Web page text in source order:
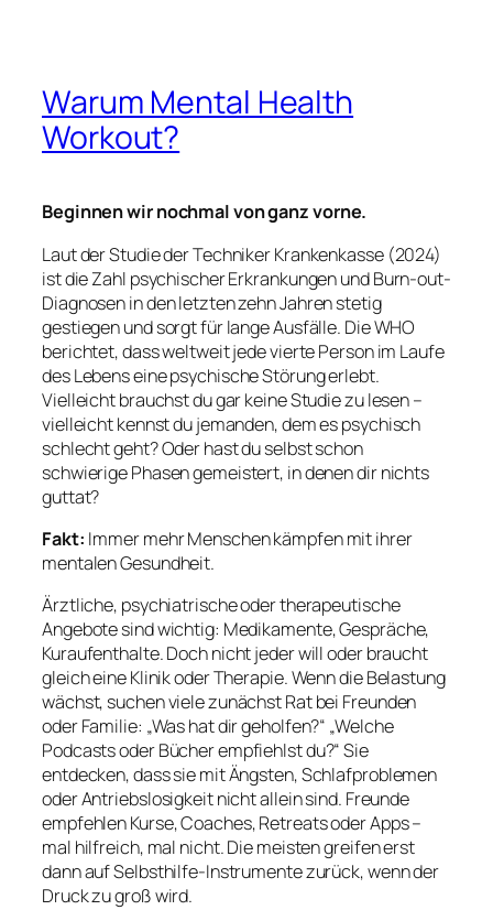
Warum Mental Health
Workout?
Beginnen wir nochmal von ganz vorne.
Laut der Studie der Techniker Krankenkasse (2024)
ist die Zahl psychischer Erkrankungen und Burn-out-
Diagnosen in den letzten zehn Jahren stetig
gestiegen und sorgt für lange Ausfälle. Die WHO
berichtet, dass weltweit jede vierte Person im Laufe
des Lebens eine psychische Störung erlebt.
Vielleicht brauchst du gar keine Studie zu lesen –
vielleicht kennst du jemanden, dem es psychisch
schlecht geht? Oder hast du selbst schon
schwierige Phasen gemeistert, in denen dir nichts
guttat?
Fakt: Immer mehr Menschen kämpfen mit ihrer
mentalen Gesundheit.
Ärztliche, psychiatrische oder therapeutische
Angebote sind wichtig: Medikamente, Gespräche,
Kuraufenthalte. Doch nicht jeder will oder braucht
gleich eine Klinik oder Therapie. Wenn die Belastung
wächst, suchen viele zunächst Rat bei Freunden
oder Familie: „Was hat dir geholfen?“ „Welche
Podcasts oder Bücher empfiehlst du?“ Sie
entdecken, dass sie mit Ängsten, Schlafproblemen
oder Antriebslosigkeit nicht allein sind. Freunde
empfehlen Kurse, Coaches, Retreats oder Apps –
mal hilfreich, mal nicht. Die meisten greifen erst
dann auf Selbsthilfe-Instrumente zurück, wenn der
Druck zu groß wird.